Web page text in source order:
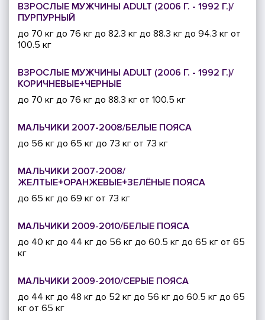
ВЗРОСЛЫЕ МУЖЧИНЫ ADULT (2006 Г. - 1992 Г.)/
ПУРПУРНЫЙ
до 70 кг до 76 кг до 82.3 кг до 88.3 кг до 94.3 кг от
100.5 кг
ВЗРОСЛЫЕ МУЖЧИНЫ ADULT (2006 Г. - 1992 Г.)/
КОРИЧНЕВЫЕ+ЧЕРНЫЕ
до 70 кг до 76 кг до 88.3 кг от 100.5 кг
МАЛЬЧИКИ 2007-2008/БЕЛЫЕ ПОЯСА
до 56 кг до 65 кг до 73 кг от 73 кг
МАЛЬЧИКИ 2007-2008/
ЖЕЛТЫЕ+ОРАНЖЕВЫЕ+ЗЕЛЁНЫЕ ПОЯСА
до 65 кг до 69 кг от 73 кг
МАЛЬЧИКИ 2009-2010/БЕЛЫЕ ПОЯСА
до 40 кг до 44 кг до 56 кг до 60.5 кг до 65 кг от 65
кг
МАЛЬЧИКИ 2009-2010/СЕРЫЕ ПОЯСА
до 44 кг до 48 кг до 52 кг до 56 кг до 60.5 кг до 65
кг от 65 кг